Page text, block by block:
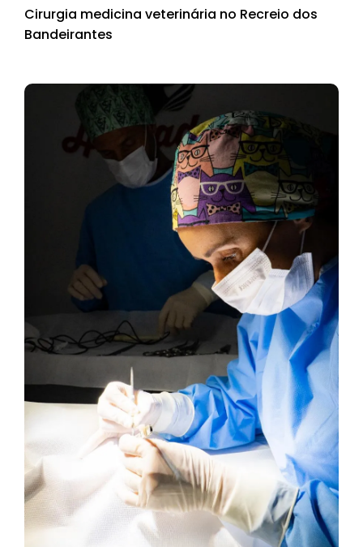
Cirurgia medicina veterinária no Recreio dos
Bandeirantes